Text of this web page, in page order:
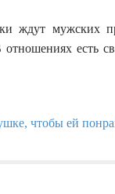
ждут мужских
есть